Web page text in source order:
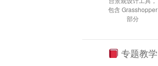
包含 Grasshopper
部分
专题教学